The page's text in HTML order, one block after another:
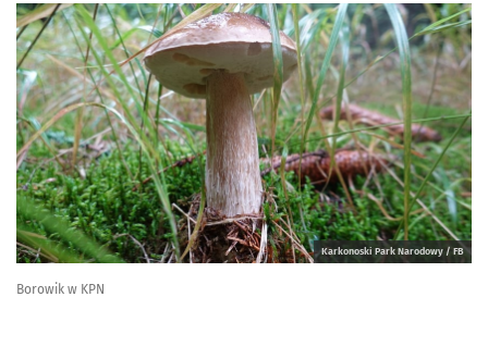
Karkonoski Park Narodowy / FB
Borowik w KPN